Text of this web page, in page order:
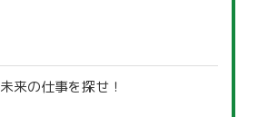
未来の仕事を探せ！